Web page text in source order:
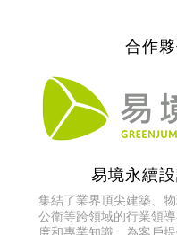
合作
易境永續
集結了業界頂尖建築、物
公衛等跨領域的行業領